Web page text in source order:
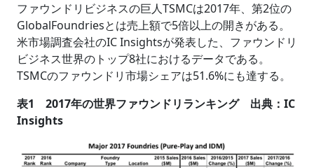
ファウンドリビジネスの巨人TSMCは2017年、第2位の
GlobalFoundriesとは売上額で5倍以上の開きがある。
米市場調査会社のIC Insightsが発表した、ファウンドリ
ビジネス世界のトップ8社におけるデータである。
TSMCのファウンドリ市場シェアは51.6%にも達する。
表1 2017年の世界ファウンドリランキング 出典：IC
Insights